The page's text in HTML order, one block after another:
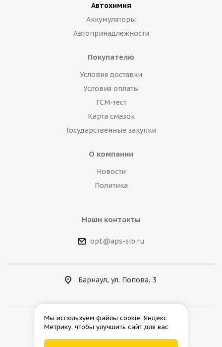
Автохимия
Аккумуляторы
Автопринадлежности
Покупателю
Условия доставки
Условия оплаты
ГСМ-тест
Карта смазок
Государственные закупки
О компании
Новости
Политика
Наши контакты
opt@aps-sib.ru
Барнаул, ул. Попова, 3
2026 © АгроПромСнаб
Мы используем файлы cookie, Яндекс
Метрику, чтобы улучшить сайт для вас